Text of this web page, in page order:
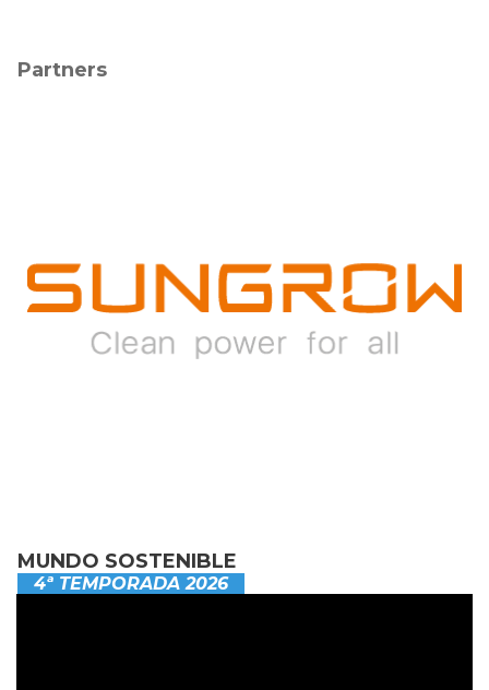
Partners
MUNDO SOSTENIBLE
4ª TEMPORADA 2026